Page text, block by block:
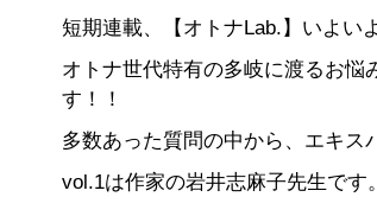
短期連載、【オトナLab.】いよい
オトナ世代特有の多岐に渡るお
す！！
多数あった質問の中から、エキス
vol.1は作家の岩井志麻子先生です。